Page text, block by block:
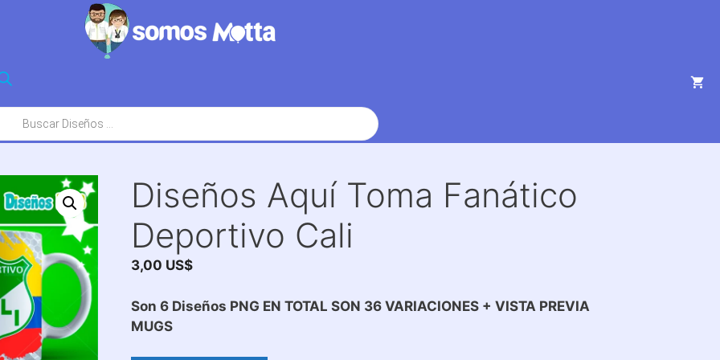
Diseños Aquí Toma Fanático
Deportivo Cali
3,00 US$
Son 6 Diseños PNG EN TOTAL SON 36 VARIACIONES + VISTA PREVIA
MUGS